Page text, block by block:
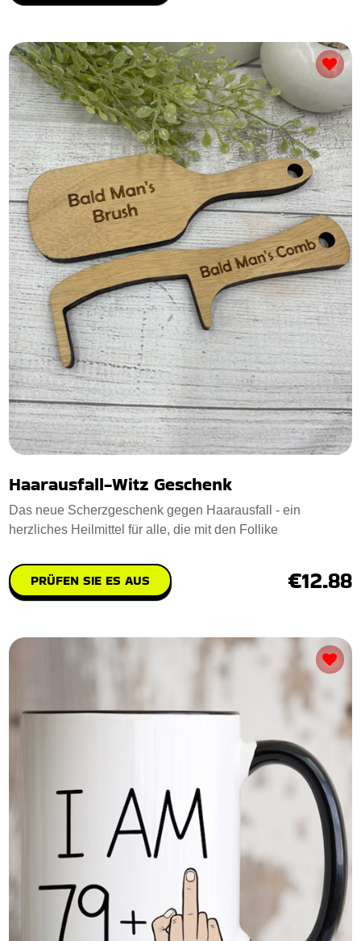
Alter Mann Uhrmacher Figuren
Wir stellen Ihnen die Figur des alten Uhrmachers vor.
Entworfen mit Premium-Qualität Keramik Porzel
PRÜFEN SIE ES AUS €32.05
Haarausfall-Witz Geschenk
Das neue Scherzgeschenk gegen Haarausfall - ein
PRÜFEN SIE ES AUS €12.88